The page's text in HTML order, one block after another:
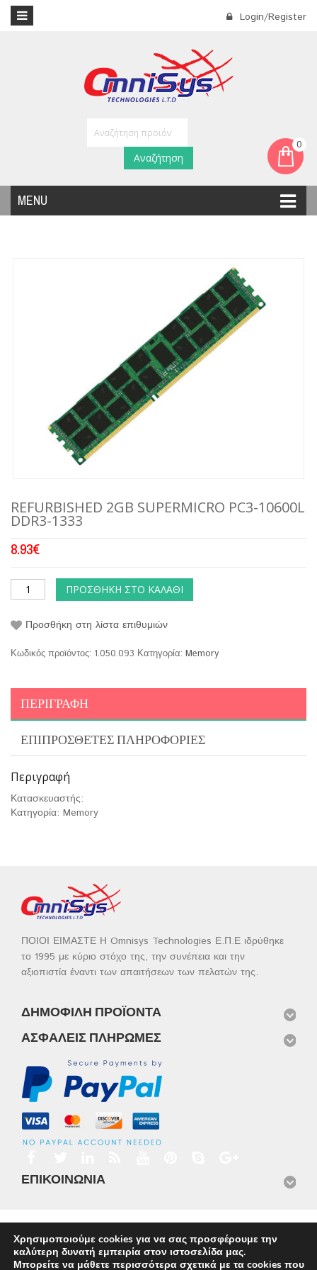
Login/Register
0
MENU
Αναζήτηση
REFURBISHED 2GB SUPERMICRO PC3-10600L
DDR3-1333
8.93€
ΠΡΟΣΘΉΚΗ ΣΤΟ ΚΑΛΆΘΙ
Προσθήκη στη λίστα επιθυμιών
Κωδικός προϊόντος: 1.050.093 Κατηγορία: Memory
ΠΕΡΙΓΡΑΦΉ
ΕΠΙΠΡΌΣΘΕΤΕΣ ΠΛΗΡΟΦΟΡΊΕΣ
Περιγραφή
Κατασκευαστής:
Κατηγορία: Memory
ΠΟΙΟΙ ΕΙΜΑΣΤΕ Η Omnisys Technologies Ε.Π.Ε ιδρύθηκε
το 1995 με κύριο στόχο της, την συνέπεια και την
αξιοπιστία έναντι των απαιτήσεων των πελατών της.
ΔΗΜΟΦΙΛΉ ΠΡΟΪΌΝΤΑ
ΑΣΦΑΛΕΊΣ ΠΛΗΡΩΜΈΣ
ΕΠΙΚΟΙΝΩΝΊΑ
Προϊόντα
Φωτογραφίες
Service
Εταιρικό Προφίλ
Επικοινωνία
© 2026Omnisys
Χρησιμοποιούμε cookies για να σας προσφέρουμε την
καλύτερη δυνατή εμπειρία στον ιστοσελίδα μας.
Μπορείτε να μάθετε περισσότερα σχετικά με τα cookies που